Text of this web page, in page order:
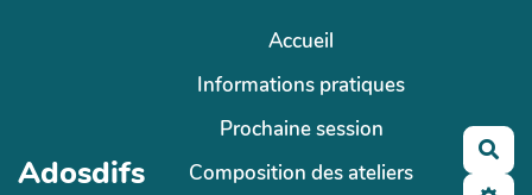
Adosdifs
Accueil
Informations pratiques
Prochaine session
Composition des ateliers